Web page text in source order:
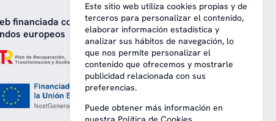
financiada con
europeos
Este sitio web utiliza cookies propias y de
terceros para personalizar el contenido,
elaborar información estadística y
analizar sus hábitos de navegación, lo
que nos permite personalizar el
contenido que ofrecemos y mostrarle
publicidad relacionada con sus
preferencias.
Puede obtener más información en